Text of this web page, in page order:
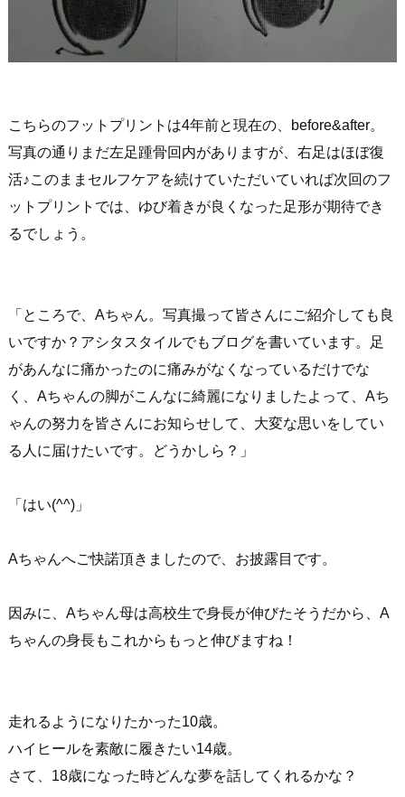
こちらのフットプリントは4年前と現在の、before&after。
写真の通りまだ左足踵骨回内がありますが、右足はほぼ復
活♪このままセルフケアを続けていただいていれば次回のフ
ットプリントでは、ゆび着きが良くなった足形が期待でき
るでしょう。
「ところで、Aちゃん。写真撮って皆さんにご紹介しても良
いですか？アシタスタイルでもブログを書いています。足
があんなに痛かったのに痛みがなくなっているだけでな
く、Aちゃんの脚がこんなに綺麗になりましたよって、Aち
ゃんの努力を皆さんにお知らせして、大変な思いをしてい
る人に届けたいです。どうかしら？」
「はい(^^)」
Aちゃんへご快諾頂きましたので、お披露目です。
因みに、Aちゃん母は高校生で身長が伸びたそうだから、A
ちゃんの身長もこれからもっと伸びますね！
走れるようになりたかった10歳。
ハイヒールを素敵に履きたい14歳。
さて、18歳になった時どんな夢を話してくれるかな？